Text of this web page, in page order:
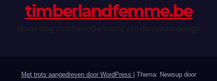
timberlandfemme.be
Met trots aangedreven door WordPress Thema: Newsup door